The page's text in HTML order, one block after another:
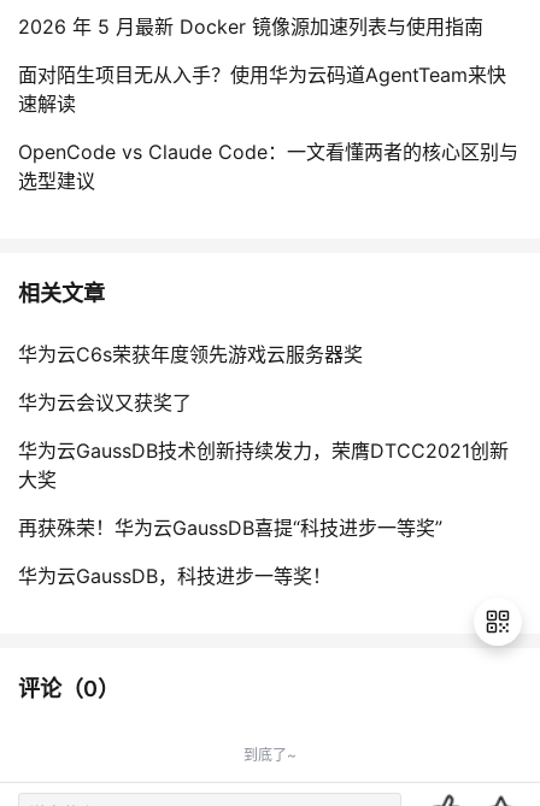
2026 年 5 月最新 Docker 镜像源加速列表与使用指南
面对陌生项目无从入手？使用华为云码道AgentTeam来快
速解读
OpenCode vs Claude Code：一文看懂两者的核心区别与
选型建议
相关文章
华为云C6s荣获年度领先游戏云服务器奖
华为云会议又获奖了
华为云GaussDB技术创新持续发力，荣膺DTCC2021创新
大奖
再获殊荣！华为云GaussDB喜提“科技进步一等奖”
华为云GaussDB，科技进步一等奖！
评论（0）
到底了~